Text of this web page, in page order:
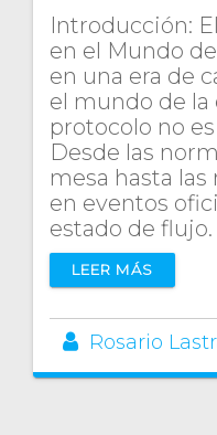
Introducción:
en el Mundo
en una era de
el mundo de la
protocolo no
Desde las
mesa hasta
en eventos
estado de
LEER MÁS
Rosario